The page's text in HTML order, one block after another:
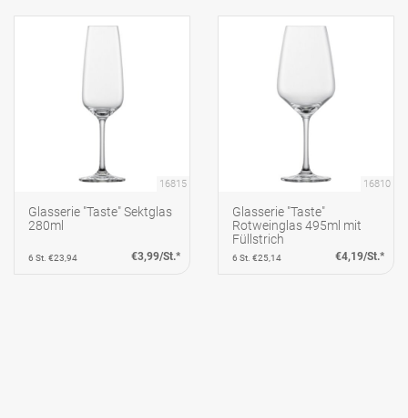
16815
Glasserie "Taste" Sektglas
280ml
6 St. €23,94 €3,99/St.*
16810
Glasserie "Taste"
Rotweinglas 495ml mit
Füllstrich
6 St. €25,14 €4,19/St.*